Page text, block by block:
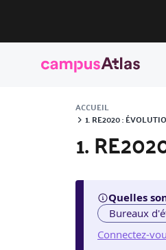
ACCUEIL
1. RE2020 :
1.
Quelles
Bureaux
Connectez-